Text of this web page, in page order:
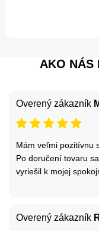
AKO NÁS
Overený zákazník
Mám veľmi pozitívnu
Po doručení tovaru
vyriešil k mojej
Overený zákazník